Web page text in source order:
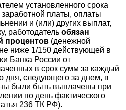
установленного срока
платы, оплаты
и (или) других выплат,
работодатель обязан
процентов (денежной
ниже 1/150 действующей в
Банка России от
в срок сумм за каждый
дня, следующего за днем, в
были быть выплачены при
по день фактического
236 ТК РФ).